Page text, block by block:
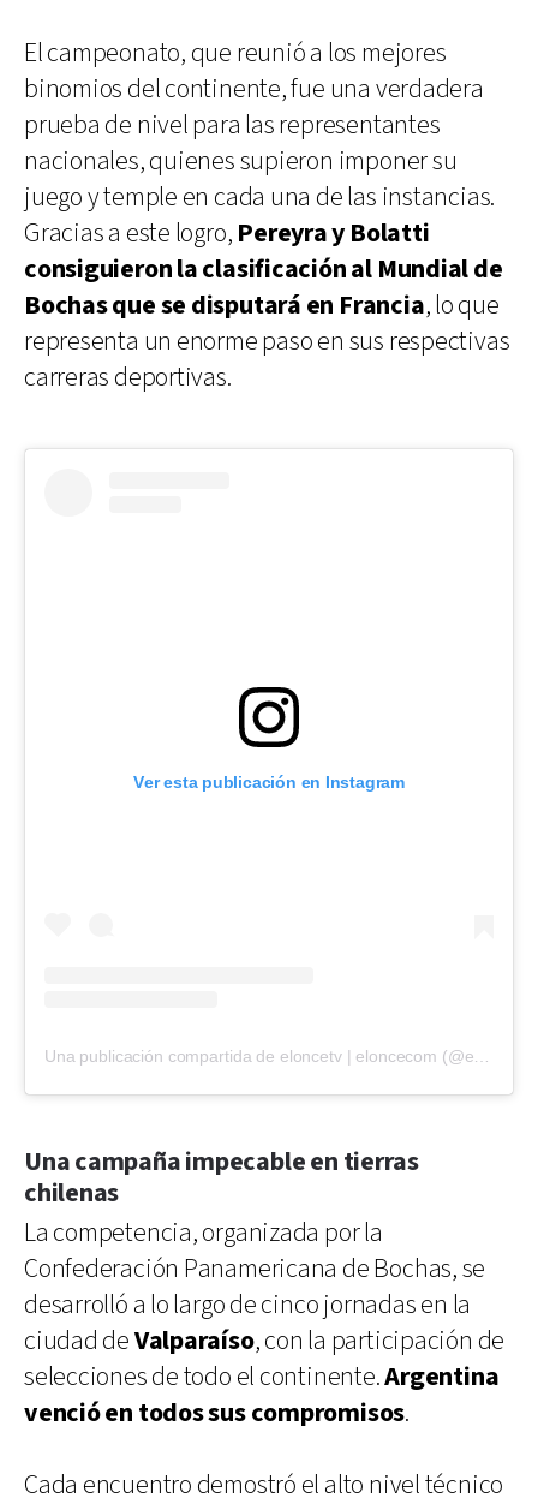
El campeonato, que reunió a los mejores
binomios del continente, fue una verdadera
prueba de nivel para las representantes
nacionales, quienes supieron imponer su
juego y temple en cada una de las instancias.
Gracias a este logro, Pereyra y Bolatti
consiguieron la clasificación al Mundial de
Bochas que se disputará en Francia, lo que
representa un enorme paso en sus respectivas
carreras deportivas.
Ver esta publicación en Instagram
Una campaña impecable en tierras
chilenas
La competencia, organizada por la
Confederación Panamericana de Bochas, se
desarrolló a lo largo de cinco jornadas en la
ciudad deValparaíso, con la participación de
selecciones de todo el continente.Argentina
venció en todos sus compromisos.
Cada encuentro demostró el alto nivel técnico